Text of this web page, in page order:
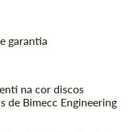
garantia
na cor discos
de Bimecc Engineering